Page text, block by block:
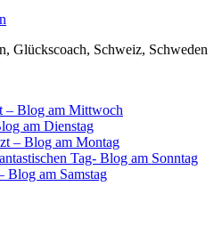
Glückscoach, Schweiz, Schweden
– Blog am Mittwoch
am Dienstag
– Blog am Montag
Tag- Blog am Sonntag
Blog am Samstag